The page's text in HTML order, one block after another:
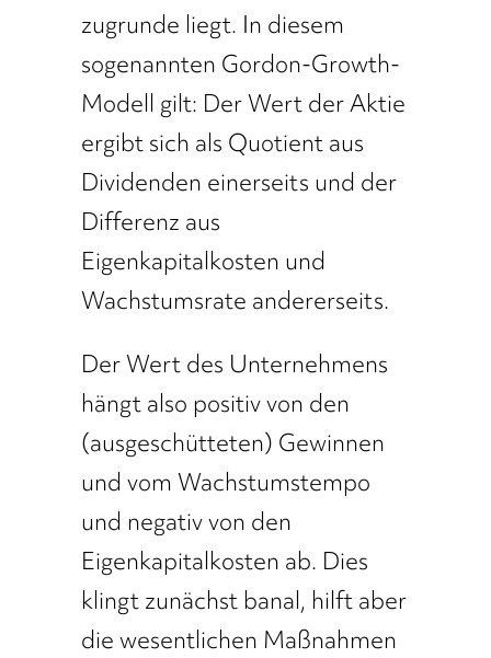
zugrunde liegt. In diesem
sogenannten Gordon-Growth-
Modell gilt: Der Wert der Aktie
ergibt sich als Quotient aus
Dividenden einerseits und der
Differenz aus
Eigenkapitalkosten und
Wachstumsrate andererseits.
Der Wert des Unternehmens
hängt also positiv von den
(ausgeschütteten) Gewinnen
und vom Wachstumstempo
und negativ von den
Eigenkapitalkosten ab. Dies
klingt zunächst banal, hilft aber
die wesentlichen Maßnahmen